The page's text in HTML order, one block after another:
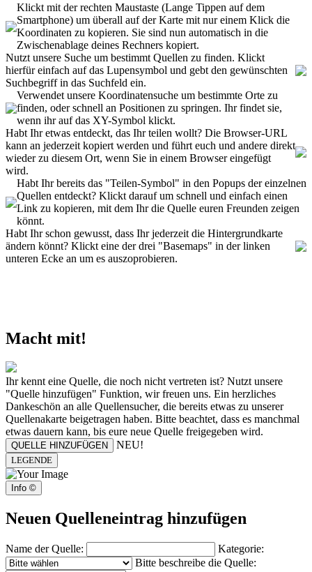
Klickt mit der rechten Maustaste (Lange Tippen auf dem
Smartphone) um überall auf der Karte mit nur einem Klick die
Koordinaten zu kopieren. Sie sind nun automatisch in die
Zwischenablage deines Rechners kopiert.
Nutzt unsere Suche um bestimmt Quellen zu finden. Klickt
hierfür einfach auf das Lupensymbol und gebt den gewünschten
Suchbegriff in das Suchfeld ein.
Verwendet unsere Koordinatensuche um bestimmte Orte zu
finden, oder schnell an Positionen zu springen. Ihr findet sie,
wenn ihr auf das XY-Symbol klickt.
Habt Ihr etwas entdeckt, das Ihr teilen wollt? Die Browser-URL
kann an jederzeit kopiert werden und führt euch und andere direkt
wieder zu diesem Ort, wenn Sie in einem Browser eingefügt
wird.
Habt Ihr bereits das "Teilen-Symbol" in den Popups der einzelnen
Quellen entdeckt? Klickt darauf um schnell und einfach einen
Link zu kopieren, mit dem Ihr die Quelle euren Freunden zeigen
könnt.
Habt Ihr schon gewusst, dass Ihr jederzeit die Hintergrundkarte
ändern könnt? Klickt eine der drei "Basemaps" in der linken
unteren Ecke an um es auszoprobieren.
Macht mit!
Ihr kennt eine Quelle, die noch nicht vertreten ist? Nutzt unsere
"Quelle hinzufügen" Funktion, wir freuen uns. Ein herzliches
Dankeschön an alle Quellensucher, die bereits etwas zu unserer
Quellenakarte beigetragen haben. Bitte beachtet, dass es manchmal
etwas dauern kann, bis eure neue Quelle freigegeben wird.
QUELLE HINZUFÜGEN NEU!
LEGENDE
Info ©
Neuen Quelleneintrag hinzufügen
Name der Quelle:
Kategorie:
Bitte beschreibe die Quelle: